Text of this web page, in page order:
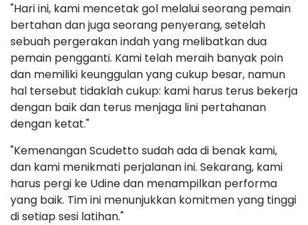
"Hari ini, kami mencetak gol melalui seorang pemain
bertahan dan juga seorang penyerang, setelah
sebuah pergerakan indah yang melibatkan dua
pemain pengganti. Kami telah meraih banyak poin
dan memiliki keunggulan yang cukup besar, namun
hal tersebut tidaklah cukup: kami harus terus bekerja
dengan baik dan terus menjaga lini pertahanan
dengan ketat."
"Kemenangan Scudetto sudah ada di benak kami,
dan kami menikmati perjalanan ini. Sekarang, kami
harus pergi ke Udine dan menampilkan performa
yang baik. Tim ini menunjukkan komitmen yang tinggi
di setiap sesi latihan."